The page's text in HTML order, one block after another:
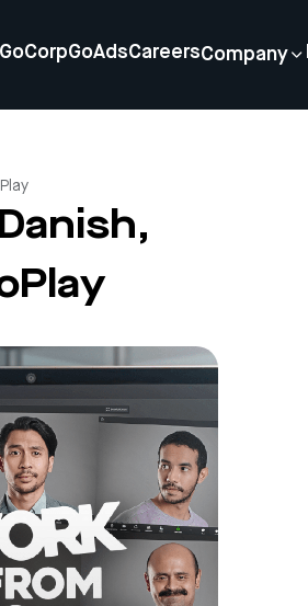
GoCorpGoAdsCareersCompany